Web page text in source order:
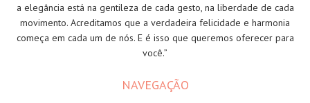
a elegância está na gentileza de cada gesto, na liberdade de cada
movimento. Acreditamos que a verdadeira felicidade e harmonia
começa em cada um de nós. E é isso que queremos oferecer para
você.”
NAVEGAÇÃO